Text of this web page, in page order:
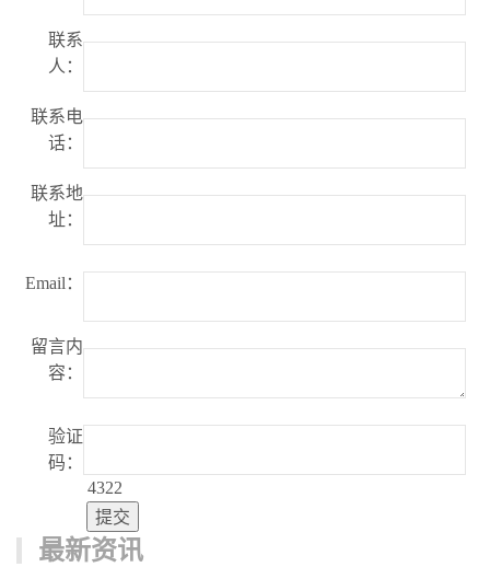
联系
人：
联系电
话：
联系地
址：
Email：
留言内
容：
验证
码：
4322
最新资讯